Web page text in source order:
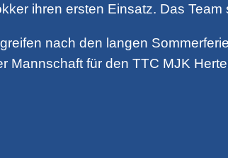
ihren ersten Einsatz. Das
nach den langen
Mannschaft für den TTC MJK